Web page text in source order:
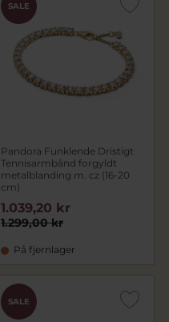
SALE
Pandora Funklende Dristigt
Tennisarmbånd forgyldt
metalblanding m. cz (16-20
cm)
1.299,00 kr
1.039,20 kr
På fjernlager
SALE